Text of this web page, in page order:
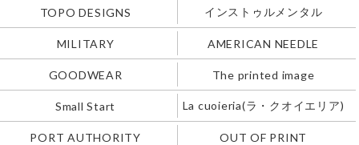
TOPO DESIGNS インストゥルメンタル
MILITARY AMERICAN NEEDLE
GOODWEAR The printed image
Small Start La cuoieria(ラ・クオイエリア)
PORT AUTHORITY OUT OF PRINT